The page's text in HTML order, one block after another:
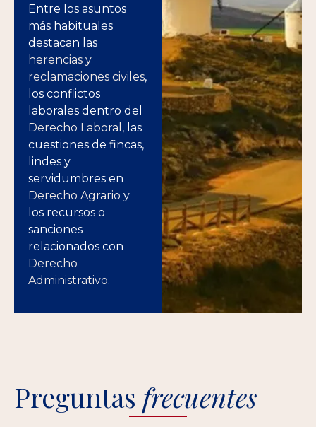
Entre los asuntos
más habituales
destacan las
herencias y
reclamaciones civiles,
los conflictos
laborales dentro del
Derecho Laboral , las
cuestiones de fincas,
lindes y
servidumbres en
Derecho Agrario y
los recursos o
sanciones
relacionados con
Derecho
Administrativo.
Preguntas frecuentes